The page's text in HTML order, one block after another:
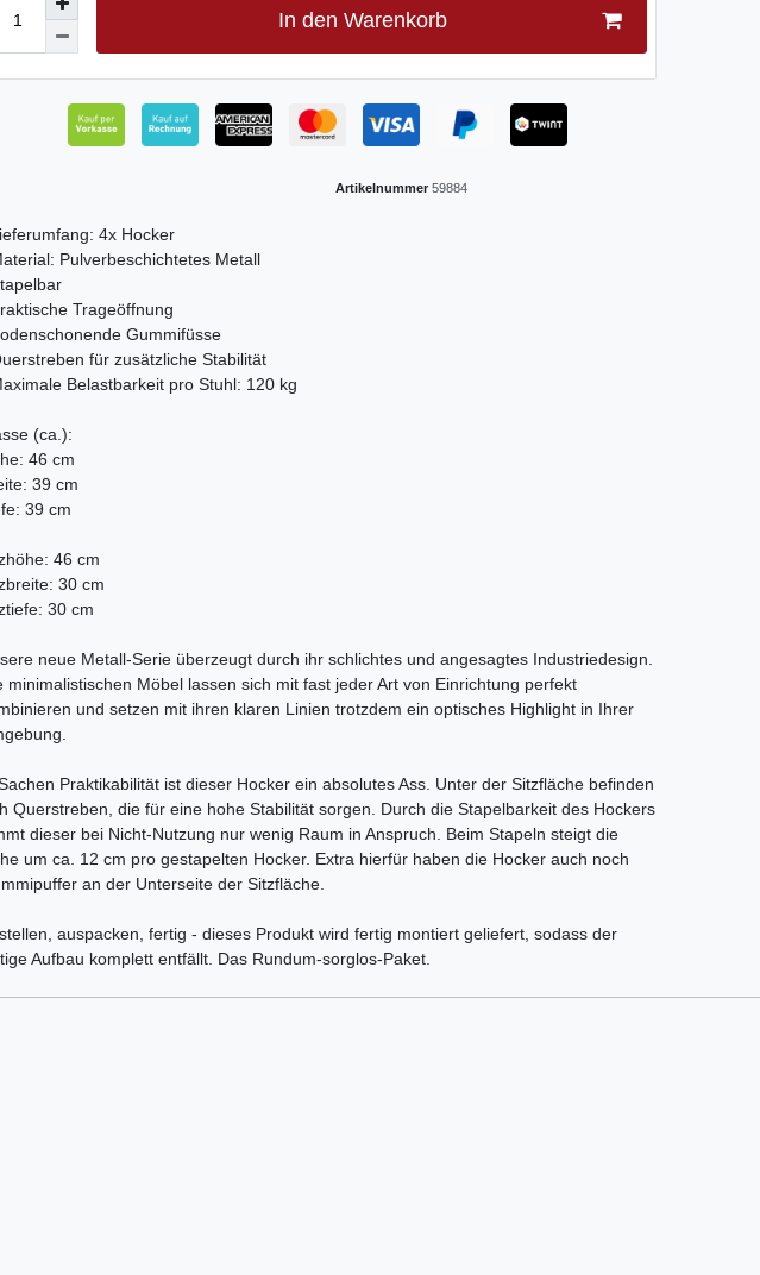
In den Warenkorb
Artikelnummer 59884
4x Hocker
Pulverbeschichtetes Metall
Trageöffnung
Gummifüsse
für zusätzliche Stabilität
Belastbarkeit pro Stuhl: 120 kg
(ca.):
46 cm
39 cm
39 cm
46 cm
30 cm
30 cm
neue Metall-Serie überzeugt durch ihr schlichtes und angesagtes Industriedesign.
minimalistischen Möbel lassen sich mit fast jeder Art von Einrichtung perfekt
und setzen mit ihren klaren Linien trotzdem ein optisches Highlight in Ihrer
Praktikabilität ist dieser Hocker ein absolutes Ass. Unter der Sitzfläche befinden
Querstreben, die für eine hohe Stabilität sorgen. Durch die Stapelbarkeit des Hockers
dieser bei Nicht-Nutzung nur wenig Raum in Anspruch. Beim Stapeln steigt die
um ca. 12 cm pro gestapelten Hocker. Extra hierfür haben die Hocker auch noch
an der Unterseite der Sitzfläche.
auspacken, fertig - dieses Produkt wird fertig montiert geliefert, sodass der
Aufbau komplett entfällt. Das Rundum-sorglos-Paket.